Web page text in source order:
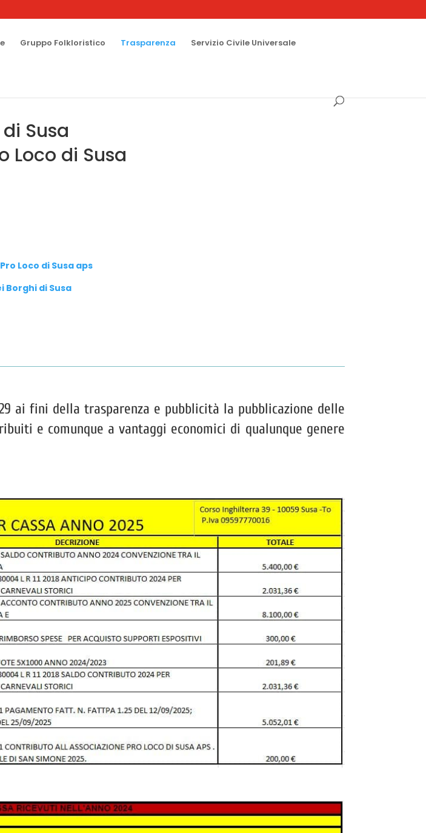
Gruppo Folkloristico Trasparenza Servizio Civile Universale
Susa
Loco di Susa
Loco di Susa aps
Borghi di Susa
ai fini della trasparenza e pubblicità la pubblicazione delle
e comunque a vantaggi economici di qualunque genere